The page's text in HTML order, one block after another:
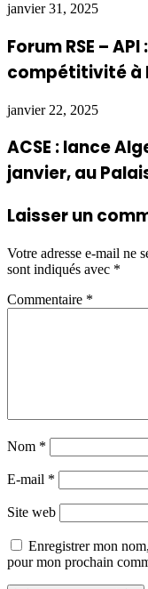
janvier 31, 2025
Forum RSE –
compétitivité à
janvier 22, 2025
ACSE : lance
janvier, au
Laisser un
Votre adresse e-mail ne
sont indiqués avec *
Commentaire *
Nom *
E-mail *
Site web
Enregistrer mon
pour mon prochain